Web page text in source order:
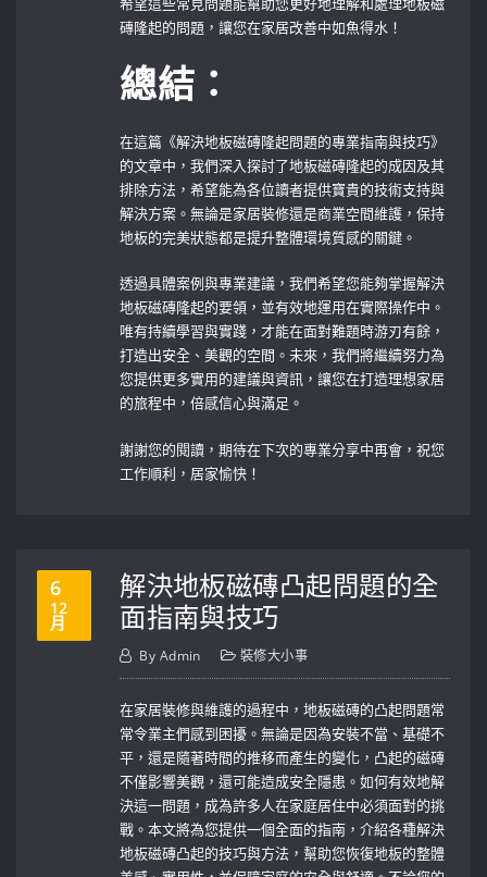
磚隆起的問題，讓您在家居改善中如魚得水！
總結：
在這篇《解決地板磁磚隆起問題的專業指南與技巧》
的文章中，我們深入探討了地板磁磚隆起的成因及其
排除方法，希望能為各位讀者提供寶貴的技術支持與
解決方案。無論是家居裝修還是商業空間維護，保持
地板的完美狀態都是提升整體環境質感的關鍵。
透過具體案例與專業建議，我們希望您能夠掌握解決
地板磁磚隆起的要領，並有效地運用在實際操作中。
唯有持續學習與實踐，才能在面對難題時游刃有餘，
打造出安全、美觀的空間。未來，我們將繼續努力為
您提供更多實用的建議與資訊，讓您在打造理想家居
的旅程中，倍感信心與滿足。
謝謝您的閱讀，期待在下次的專業分享中再會，祝您
工作順利，居家愉快！
6
12
月
解決地板磁磚凸起問題的全
面指南與技巧
By Admin 裝修大小事
在家居裝修與維護的過程中，地板磁磚的凸起問題常
常令業主們感到困擾。無論是因為安裝不當、基礎不
平，還是隨著時間的推移而產生的變化，凸起的磁磚
不僅影響美觀，還可能造成安全隱患。如何有效地解
決這一問題，成為許多人在家庭居住中必須面對的挑
戰。本文將為您提供一個全面的指南，介紹各種解決
地板磁磚凸起的技巧與方法，幫助您恢復地板的整體